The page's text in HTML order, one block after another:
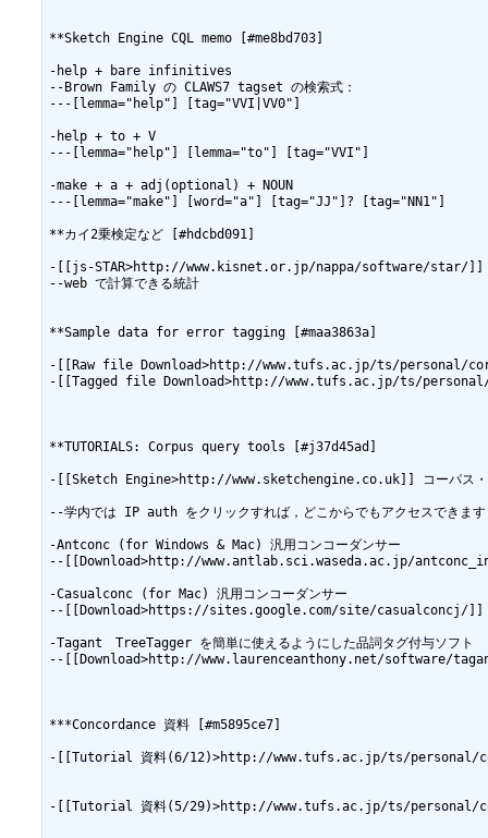
**Sketch Engine CQL memo [#me8bd703]
-help + bare infinitives
--Brown Family の CLAWS7 tagset の検索式：
---[lemma="help"] [tag="VVI|VV0"]
-help + to + V
---[lemma="help"] [lemma="to"] [tag="VVI"]
-make + a + adj(optional) + NOUN
---[lemma="make"] [word="a"] [tag="JJ"]? [tag="NN1"]
**カイ2乗検定など [#hdcbd091]
-[[js-STAR>http://www.kisnet.or.jp/nappa/software/star/]]
--web で計算できる統計
**Sample data for error tagging [#maa3863a]
-[[Raw file Download>http://www.tufs.ac.jp/ts/personal/
-[[Tagged file Download>http://www.tufs.ac.jp/ts/personal/
**TUTORIALS: Corpus query tools [#j37d45ad]
-[[Sketch Engine>http://www.sketchengine.co.uk]] コーパス・
--学内では IP auth をクリックすれば，どこからでもアクセスできます
-Antconc (for Windows & Mac) 汎用コンコーダンサー
--[[Download>http://www.antlab.sci.waseda.ac.jp/
-Casualconc (for Mac) 汎用コンコーダンサー
--[[Download>https://sites.google.com/site/casualconcj/]]
-Tagant　TreeTagger を簡単に使えるようにした品詞タグ付与ソフト
--[[Download>http://www.laurenceanthony.net/software/
***Concordance 資料 [#m5895ce7]
-[[Tutorial 資料(6/12)>http://www.tufs.ac.jp/ts/personal/
-[[Tutorial 資料(5/29)>http://www.tufs.ac.jp/ts/personal/